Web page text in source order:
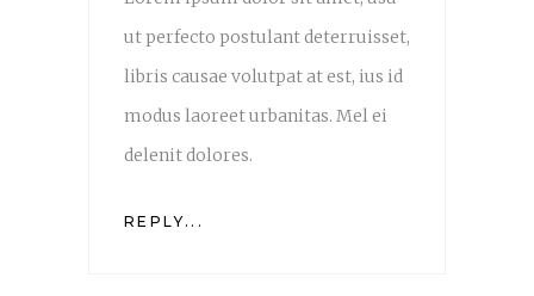
ut perfecto postulant deterruisset,
libris causae volutpat at est, ius id
modus laoreet urbanitas. Mel ei
delenit dolores.
REPLY...